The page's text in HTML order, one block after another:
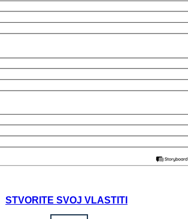
STVORITE SVOJ VLASTITI